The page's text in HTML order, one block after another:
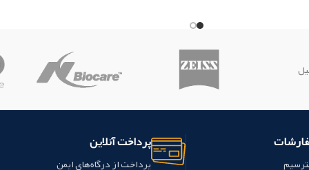
عنوان ماده ترميمي، در ساخت دندان
مصنوعي، چسب دندان و... استفاده
مي گردد و با دندان پيوند شيميايي
تشکيل مي دهد. كامپوزيت ها به
دندان چسبيده و باعث تقويت ساختار
دندان مي گردند.
ساختار هسته ای دوطرفه (لایت کیور و
دو بخش سیستم کامپوزیتپرداخت آنلاین
پرداخت از درگاه‌های ایمن